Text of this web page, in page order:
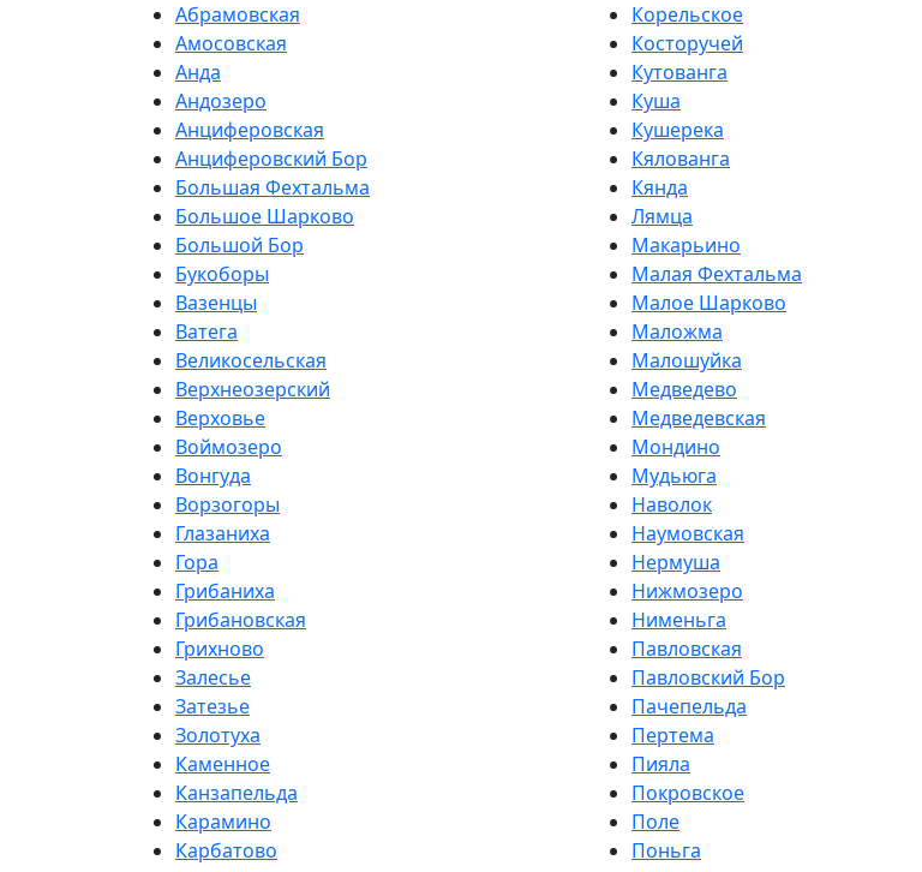
Абрамовская
Амосовская
Анда
Андозеро
Анциферовская
Анциферовский Бор
Большая Фехтальма
Большое Шарково
Большой Бор
Букоборы
Вазенцы
Ватега
Великосельская
Верхнеозерский
Верховье
Воймозеро
Вонгуда
Ворзогоры
Глазаниха
Гора
Грибаниха
Грибановская
Грихново
Залесье
Затезье
Золотуха
Каменное
Канзапельда
Карамино
Карбатово
Корельское
Косторучей
Кутованга
Куша
Кушерека
Кялованга
Кянда
Лямца
Макарьино
Малая Фехтальма
Малое Шарково
Маложма
Малошуйка
Медведево
Медведевская
Мондино
Мудьюга
Наволок
Наумовская
Нермуша
Нижмозеро
Нименьга
Павловская
Павловский Бор
Пачепельда
Пертема
Пияла
Покровское
Поле
Поньга